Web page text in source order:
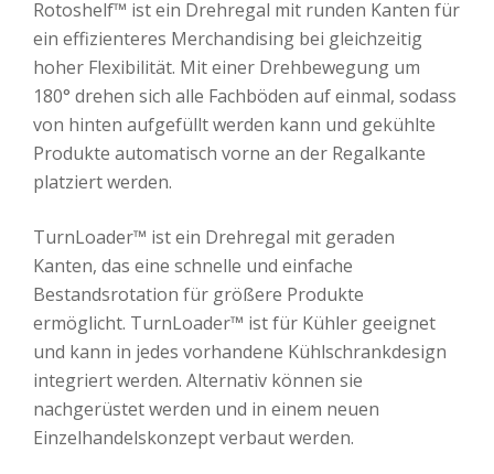
Rotoshelf™ ist ein Drehregal mit runden Kanten für
ein effizienteres Merchandising bei gleichzeitig
hoher Flexibilität. Mit einer Drehbewegung um
180° drehen sich alle Fachböden auf einmal, sodass
von hinten aufgefüllt werden kann und gekühlte
Produkte automatisch vorne an der Regalkante
platziert werden.
TurnLoader™ ist ein Drehregal mit geraden
Kanten, das eine schnelle und einfache
Bestandsrotation für größere Produkte
ermöglicht. TurnLoader™ ist für Kühler geeignet
und kann in jedes vorhandene Kühlschrankdesign
integriert werden. Alternativ können sie
nachgerüstet werden und in einem neuen
Einzelhandelskonzept verbaut werden.